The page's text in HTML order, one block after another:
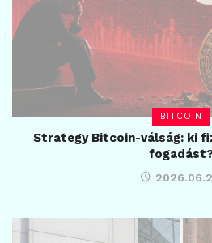
BITCOIN
Strategy Bitcoin-válság: ki